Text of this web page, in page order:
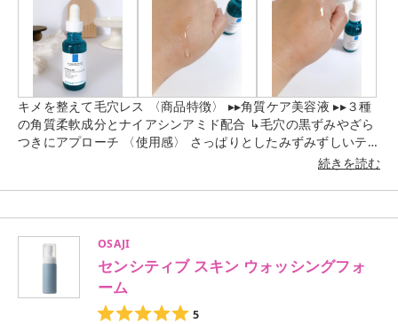
キメを整えて毛穴レス 〈商品特徴〉 ▸▸角質ケア美容液 ▸▸３種
の角質柔軟成分とナイアシンアミド配合 ↳毛穴の黒ずみやざら
つきにアプローチ 〈使用感〉 さっぱりとしたみずみずしいテク
スチャー。 肌にすぐにすっと入り込むような使用感でべたつき
料で刺激を感じないのでとても使いやすいと思います。 角質ケ
続きを読む
OSAJI
センシティブ スキン ウォッシングフォ
ーム
5